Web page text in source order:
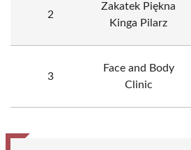
2
Zakatek Piękna
Kinga Pilarz
3
Face and Body
Clinic